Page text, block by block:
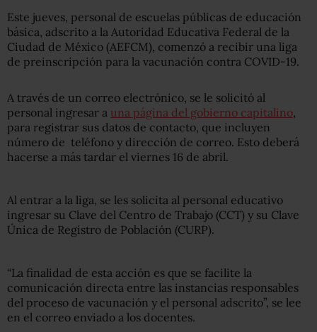
Este jueves, personal de escuelas públicas de educación
básica, adscrito a la Autoridad Educativa Federal de la
Ciudad de México (AEFCM), comenzó a recibir una liga
de preinscripción para la vacunación contra COVID-19.
A través de un correo electrónico, se le solicitó al
personal ingresar a una página del gobierno capitalino,
para registrar sus datos de contacto, que incluyen
número de teléfono y dirección de correo. Esto deberá
hacerse a más tardar el viernes 16 de abril.
Al entrar a la liga, se les solicita al personal educativo
ingresar su Clave del Centro de Trabajo (CCT) y su Clave
Única de Registro de Población (CURP).
“La finalidad de esta acción es que se facilite la
comunicación directa entre las instancias responsables
del proceso de vacunación y el personal adscrito”, se lee
en el correo enviado a los docentes.